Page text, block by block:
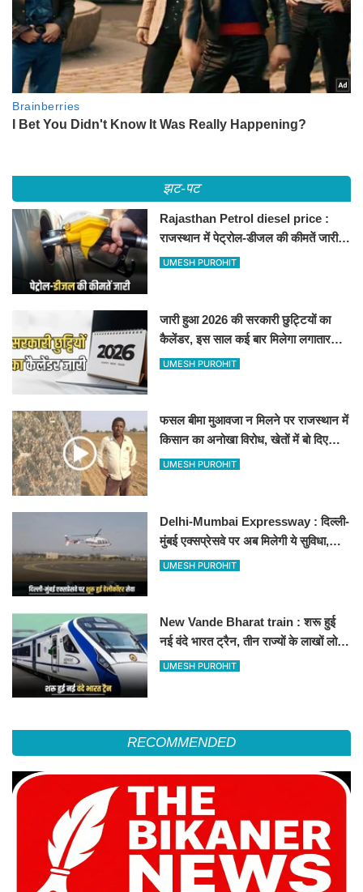
झट-पट
Rajasthan Petrol diesel price :
राजस्थान में पेट्रोल-डीजल की कीमतें जारी,
जानिए बीकानेर समेत पुरे प्रदेश में नए रेट
UMESH PUROHIT
जारी हुआ 2026 की सरकारी छुट्टियों का
कैलेंडर, इस साल कई बार मिलेगा लगातार
अवकाश, देखें
UMESH PUROHIT
फसल बीमा मुआवजा न मिलने पर राजस्थान में
किसान का अनोखा विरोध, खेतों में बो दिए
500-500 रुपए के नोट, वीडियो वायरल
UMESH PUROHIT
Delhi-Mumbai Expressway : दिल्ली-
मुंबई एक्सप्रेसवे पर अब मिलेगी ये सुविधा,
हेलीकॉप्टर सर्विस से तुरंत घायल पहुंचेगा
UMESH PUROHIT
New Vande Bharat train : शरू हुई
नई वंदे भारत ट्रैन, तीन राज्यों के लाखों लोगों
का सफर होगा आसान, देखें पूरा रूटमैप
UMESH PUROHIT
RECOMMENDED